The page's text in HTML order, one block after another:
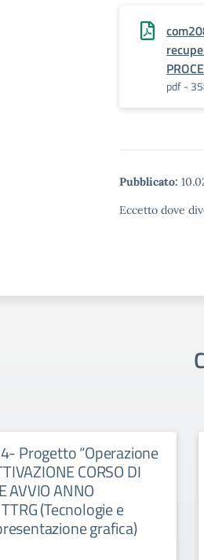
pdf -
Pubblicato:
Eccetto dove
Progetto “Operazione
CORSO DI
AVVIO ANNO
(Tecnologie e
grafica)